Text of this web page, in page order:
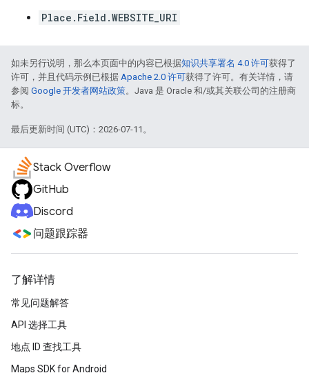
Place.Field.WEBSITE_URI
如未另行说明，那么本页面中的内容已根据知识共享署名 4.0 许可获得了
许可，并且代码示例已根据 Apache 2.0 许可获得了许可。有关详情，请
参阅 Google 开发者网站政策。Java 是 Oracle 和/或其关联公司的注册商
标。
最后更新时间 (UTC)：2026-07-11。
Stack Overflow
GitHub
Discord
问题跟踪器
了解详情
常见问题解答
API 选择工具
地点 ID 查找工具
Maps SDK for Android